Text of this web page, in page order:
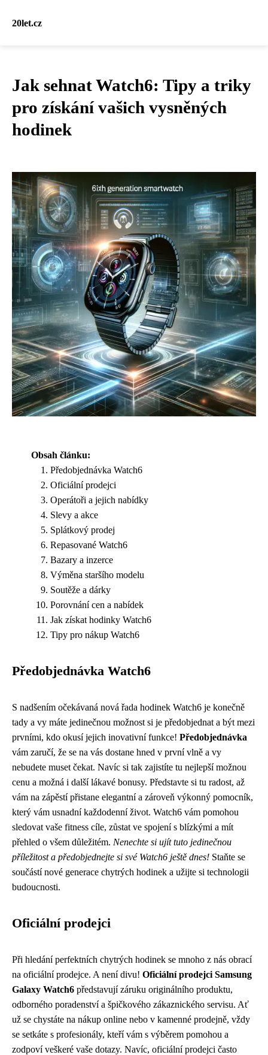
20let.cz
Jak sehnat Watch6: Tipy a triky
pro získání vašich vysněných
hodinek
Obsah článku:
Předobjednávka Watch6
Oficiální prodejci
Operátoři a jejich nabídky
Slevy a akce
Splátkový prodej
Repasované Watch6
Bazary a inzerce
Výměna staršího modelu
Soutěže a dárky
Porovnání cen a nabídek
Jak získat hodinky Watch6
Tipy pro nákup Watch6
Předobjednávka Watch6
S nadšením očekávaná nová řada hodinek Watch6 je konečně
tady a vy máte jedinečnou možnost si je předobjednat a být mezi
prvními, kdo okusí jejich inovativní funkce! Předobjednávka
vám zaručí, že se na vás dostane hned v první vlně a vy
nebudete muset čekat. Navíc si tak zajistíte tu nejlepší možnou
cenu a možná i další lákavé bonusy. Představte si tu radost, až
vám na zápěstí přistane elegantní a zároveň výkonný pomocník,
který vám usnadní každodenní život. Watch6 vám pomohou
sledovat vaše fitness cíle, zůstat ve spojení s blízkými a mít
přehled o všem důležitém. Nenechte si ujít tuto jedinečnou
příležitost a předobjednejte si své Watch6 ještě dnes! Staňte se
součástí nové generace chytrých hodinek a užijte si technologii
budoucnosti.
Oficiální prodejci
Při hledání perfektních chytrých hodinek se mnoho z nás obrací
na oficiální prodejce. A není divu! Oficiální prodejci Samsung
Galaxy Watch6 představují záruku originálního produktu,
odborného poradenství a špičkového zákaznického servisu. Ať
už se chystáte na nákup online nebo v kamenné prodejně, vždy
se setkáte s profesionály, kteří vám s výběrem pomohou a
zodpoví veškeré vaše dotazy. Navíc, oficiální prodejci často